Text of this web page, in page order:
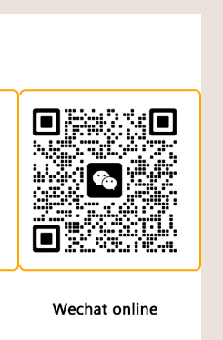
Russian
Arabic
Chinese (China)
Chinese (Hong Kong)
Japanese
Turkish
Dutch
Indonesian